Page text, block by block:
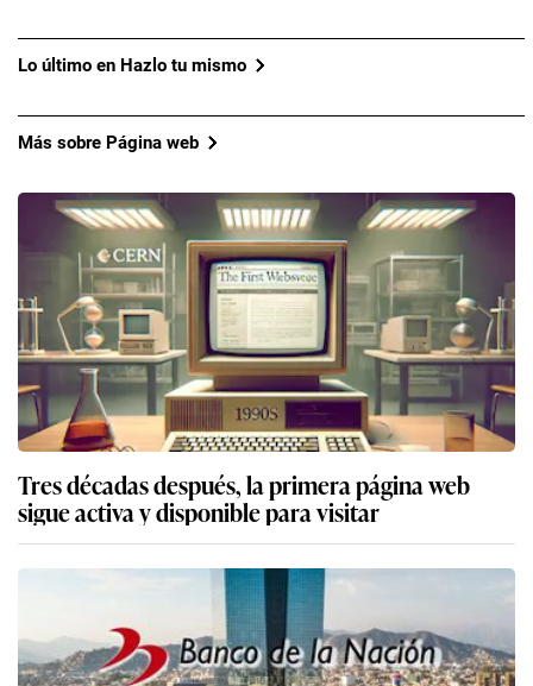
Lo último en Hazlo tu mismo
Más sobre Página web
Tres décadas después, la primera página web
sigue activa y disponible para visitar